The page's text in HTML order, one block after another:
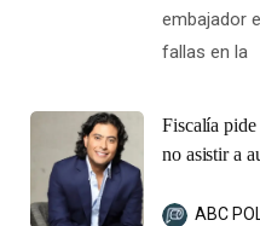
embajador
fallas en la
Fiscalía
no asistir a
ABC